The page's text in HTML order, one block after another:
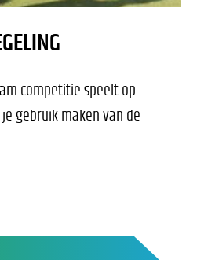
competitie speelt op
je gebruik maken van de